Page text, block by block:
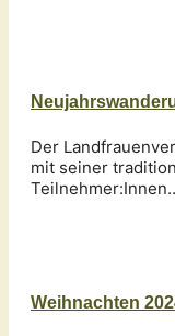
Der
mit seiner
Weihnachten